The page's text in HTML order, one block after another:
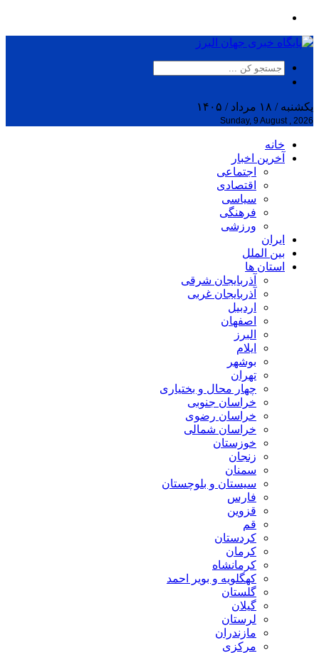
یکشنبه / ۱۸ مرداد / ۱۴۰۵
Sunday, 9 August , 2026
خانه
آخرین اخبار
اجتماعی
اقتصادی
سیاسی
فرهنگی
ورزشی
ایران
بین الملل
استان ها
آذربایجان شرقی
آذربایجان غربی
اردبیل
اصفهان
البرز
ایلام
بوشهر
تهران
چهار محال و بختیاری
خراسان جنوبی
خراسان رضوی
خراسان شمالی
خوزستان
زنجان
سمنان
سیستان و بلوچستان
فارس
قزوین
قم
کردستان
کرمان
کرمانشاه
کهگلویه و بویر احمد
گلستان
گیلان
لرستان
مازندران
مرکزی